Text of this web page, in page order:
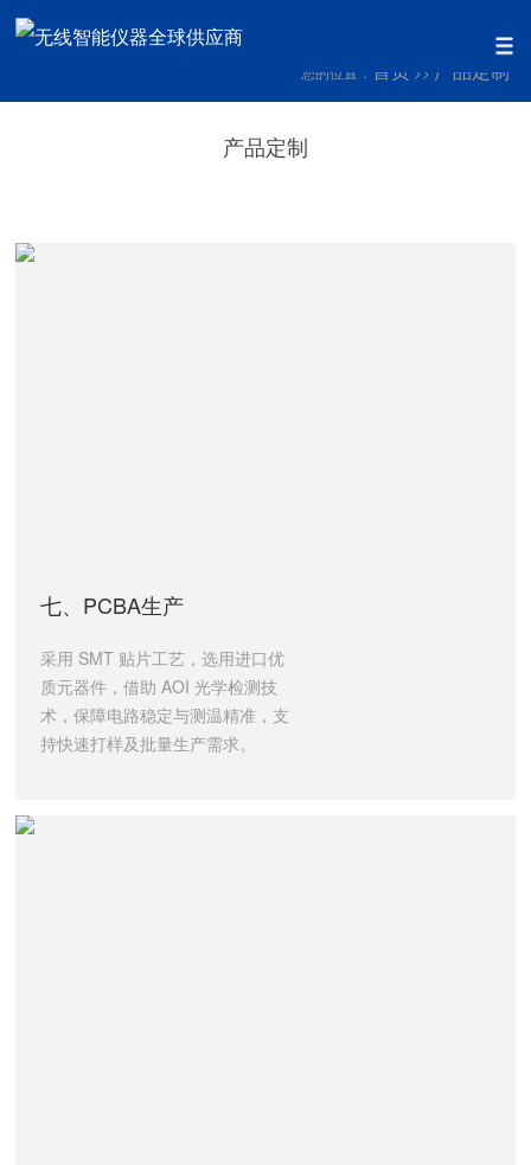
您的位置： 首页 >> 产品定制
产品定制
七、PCBA生产
采用 SMT 贴片工艺，选用进口优
质元器件，借助 AOI 光学检测技
术，保障电路稳定与测温精准，支
持快速打样及批量生产需求。